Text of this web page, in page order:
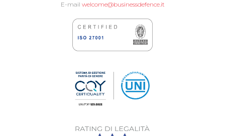
E-mail welcome@businessdefence.it